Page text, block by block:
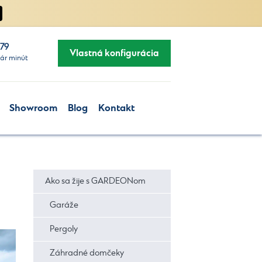
Vlastná konfigurácia
minút
Showroom Blog Kontakt
Ako sa žije s GARDEONom
Garáže
Pergoly
Záhradné domčeky